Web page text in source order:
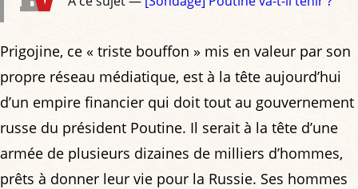
Prigojine, ce « triste bouffon » mis en valeur par son
propre réseau médiatique, est à la tête aujourd’hui
d’un empire financier qui doit tout au gouvernement
russe du président Poutine. Il serait à la tête d’une
armée de plusieurs dizaines de milliers d’hommes,
prêts à donner leur vie pour la Russie. Ses hommes